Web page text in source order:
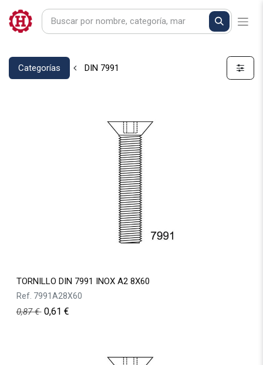
Categorías DIN 7991
TORNILLO DIN 7991 INOX A2 8X60
Ref. 7991A28X60
0,87€ 0,61 €